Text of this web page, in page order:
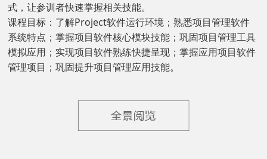
式，让参训者快速掌握相关技能。
课程目标：了解Project软件运行环境；熟悉项目管理软件
系统特点；掌握项目软件核心模块技能；巩固项目管理工具
模拟应用；实现项目软件熟练快捷呈现；掌握应用项目软件
管理项目；巩固提升项目管理应用技能。